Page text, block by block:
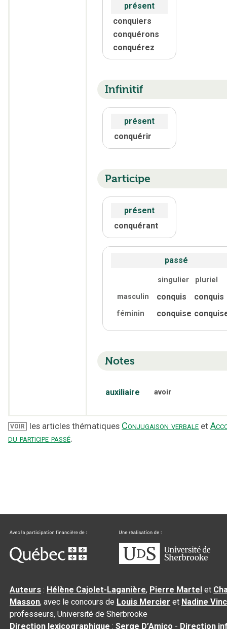
présent
conquiers
conquérons
conquérez
Infinitif
présent
conquérir
Participe
présent
conquérant
passé
singulier
pluriel
masculin
conquis conquis
féminin conquise
Notes
auxiliaire avoir
VOIR les articles thématiques Conjugaison verbale et
du participe passé.
Auteurs : Hélène Cajolet-Laganière, Pierre Martel et
Masson, avec le concours de Louis Mercier et Nadine
professeurs, Université de Sherbrooke
Direction lexicographique :Serge D’Amico - Direction